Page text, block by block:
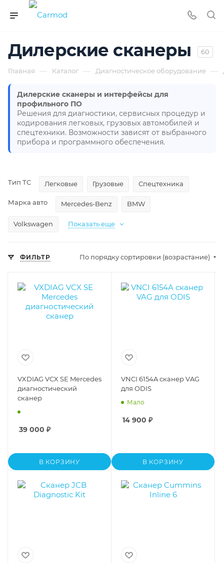
Дилерские сканеры 60
Главная — Каталог — Диагностическое оборудование —
Дилерские сканеры и интерфейсы для
профильного ПО
Решения для диагностики, сервисных процедур и
кодирования легковых, грузовых автомобилей и
спецтехники. Возможности зависят от выбранного
прибора и программного обеспечения.
Тип ТС Легковые Грузовые Спецтехника
Марка авто Mercedes-Benz BMW
Volkswagen Показать еще
ФИЛЬТР По порядку сортировки (возрастание)
VXDIAG VCX SE Mercedes
диагностический
сканер
39 000 ₽
В КОРЗИНУ
VNCI 6154A сканер VAG
для ODIS
Мало
14 900 ₽
В КОРЗИНУ